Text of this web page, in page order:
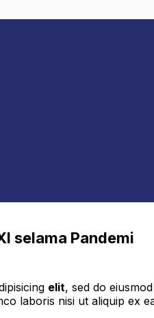
selama Pandemi
elit, sed do
laboris nisi ut aliquip ex